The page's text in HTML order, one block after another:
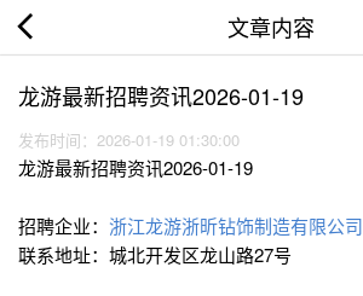
文章内容
龙游最新招聘资讯2026-01-19
发布时间：2026-01-19 01:30:00
龙游最新招聘资讯2026-01-19
招聘企业： 浙江龙游浙昕钻饰制造有限公司
联系地址：城北开发区龙山路27号